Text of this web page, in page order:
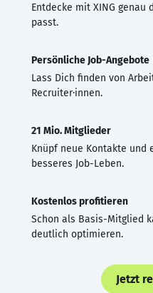
Entdecke mit XING genau
passt.
Persönliche Job-Angebote
Lass Dich finden von
Recruiter·innen.
21 Mio. Mitglieder
Knüpf neue Kontakte und
besseres Job-Leben.
Kostenlos profitieren
Schon als Basis-Mitglied
deutlich optimieren.
Jetzt